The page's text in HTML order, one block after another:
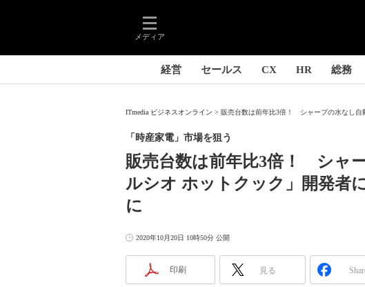
メディア
経営 セールス CX HR 総務
ITmedia ビジネスオンライン 販売台数は前年比3倍！ シャープの水なし自
販売台数は前年比3倍！ シャ
ルシオ ホットクック」開発
に
「時産家電」市場を狙う
2020年10月20日 10時50分 公開
印刷 見る